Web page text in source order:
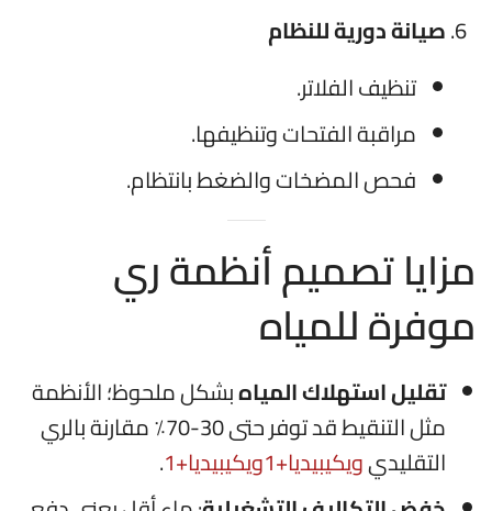
صيانة دورية للنظام
تنظيف الفلاتر.
مراقبة الفتحات وتنظيفها.
فحص المضخات والضغط بانتظام.
مزايا تصميم أنظمة ري
موفرة للمياه
تقليل استهلاك المياهبشكل ملحوظ؛ الأنظمة
مثل التنقيط قد توفر حتى 30-70٪ مقارنة بالري
التقليديويكيبيديا+1 ويكيبيديا+1
.